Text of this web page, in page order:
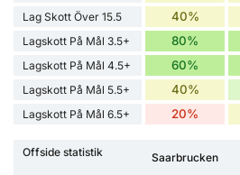
Lag Skott Över 15.5 40%
Lagskott På Mål 3.5+ 80%
Lagskott På Mål 4.5+ 60%
Lagskott På Mål 5.5+ 40%
Lagskott På Mål 6.5+ 20%
Offside statistik Saarbrucken